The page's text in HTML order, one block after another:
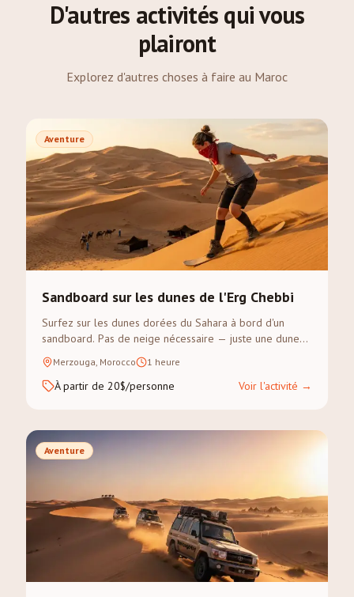
D'autres activités qui vous
plairont
Explorez d'autres choses à faire au Maroc
Aventure
Sandboard sur les dunes de l'Erg Chebbi
Surfez sur les dunes dorées du Sahara à bord d'un
sandboard. Pas de neige nécessaire — juste une dune
escarpée et un sens de l'aventure.
Merzouga, Morocco 1 heure
À partir de 20$/personne Voir l'activité →
Aventure